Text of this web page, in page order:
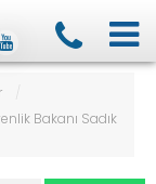
/
Bakanı Sadık